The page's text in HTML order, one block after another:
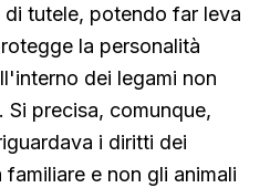
tutele, potendo far leva
la personalità
dei legami non
precisa, comunque,
i diritti dei
e non gli animali